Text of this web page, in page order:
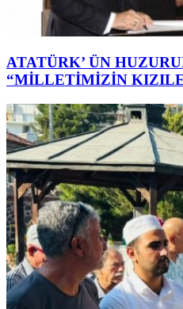
ATATÜRK’ ÜN
“MİLLETİMİZİN